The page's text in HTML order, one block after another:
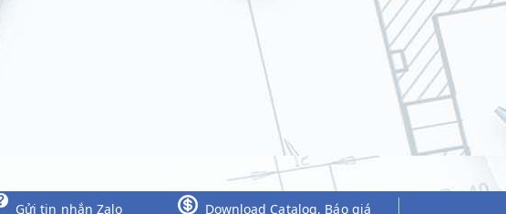
Download Catalog, Báo giá
Gửi tin nhắn Zalo